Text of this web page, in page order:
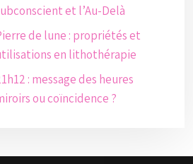
et l’Au-Delà
de lune : propriétés et
en lithothérapie
: message des heures
ou coïncidence ?